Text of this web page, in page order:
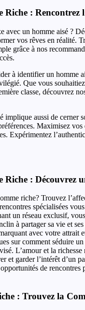
: Rencontrez
avec un homme aisé ?
vos rêves en réalité.
grâce à nos
à identifier un homme
Que vous
classe, découvrez
implique aussi de cerner
Maximisez
Expérimentez
: Découvrez
riche? Trouvez
spécialisées
un réseau exclusif,
à partager sa vie et
avec votre attrait
sur comment séduire
L’amour et la
et garder l’intérêt d’un
de
: Trouvez la